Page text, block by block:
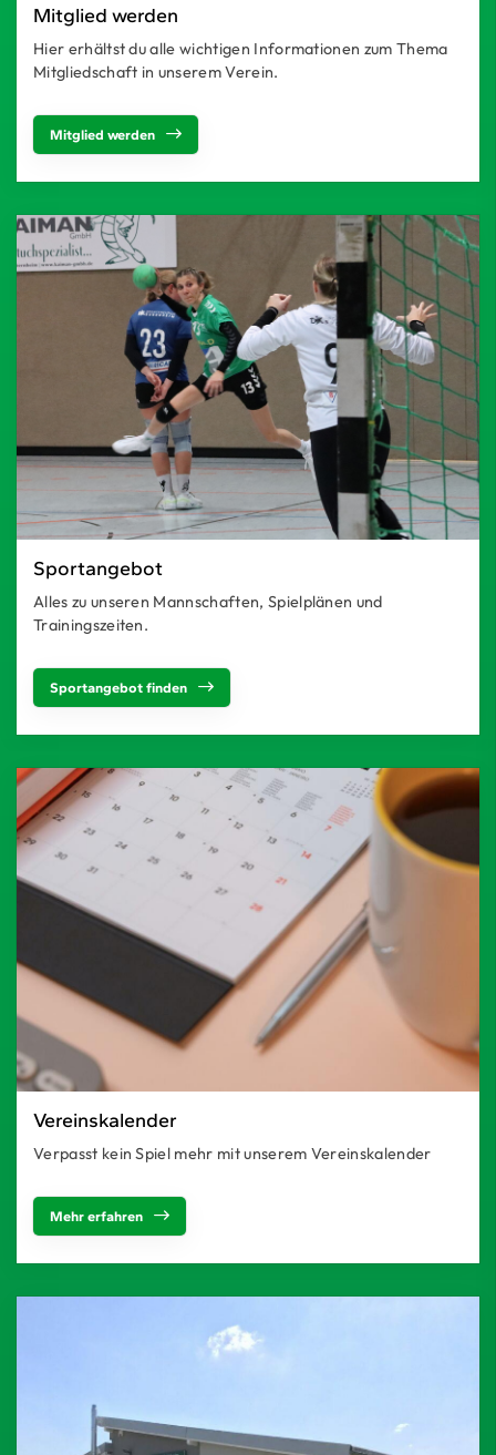
Mitglied werden
Hier erhältst du alle wichtigen Informationen zum Thema
Mitgliedschaft in unserem Verein.
Mitglied werden
Sportangebot
Alles zu unseren Mannschaften, Spielplänen und
Trainingszeiten.
Sportangebot finden
Vereinskalender
Verpasst kein Spiel mehr mit unserem Vereinskalender
Mehr erfahren